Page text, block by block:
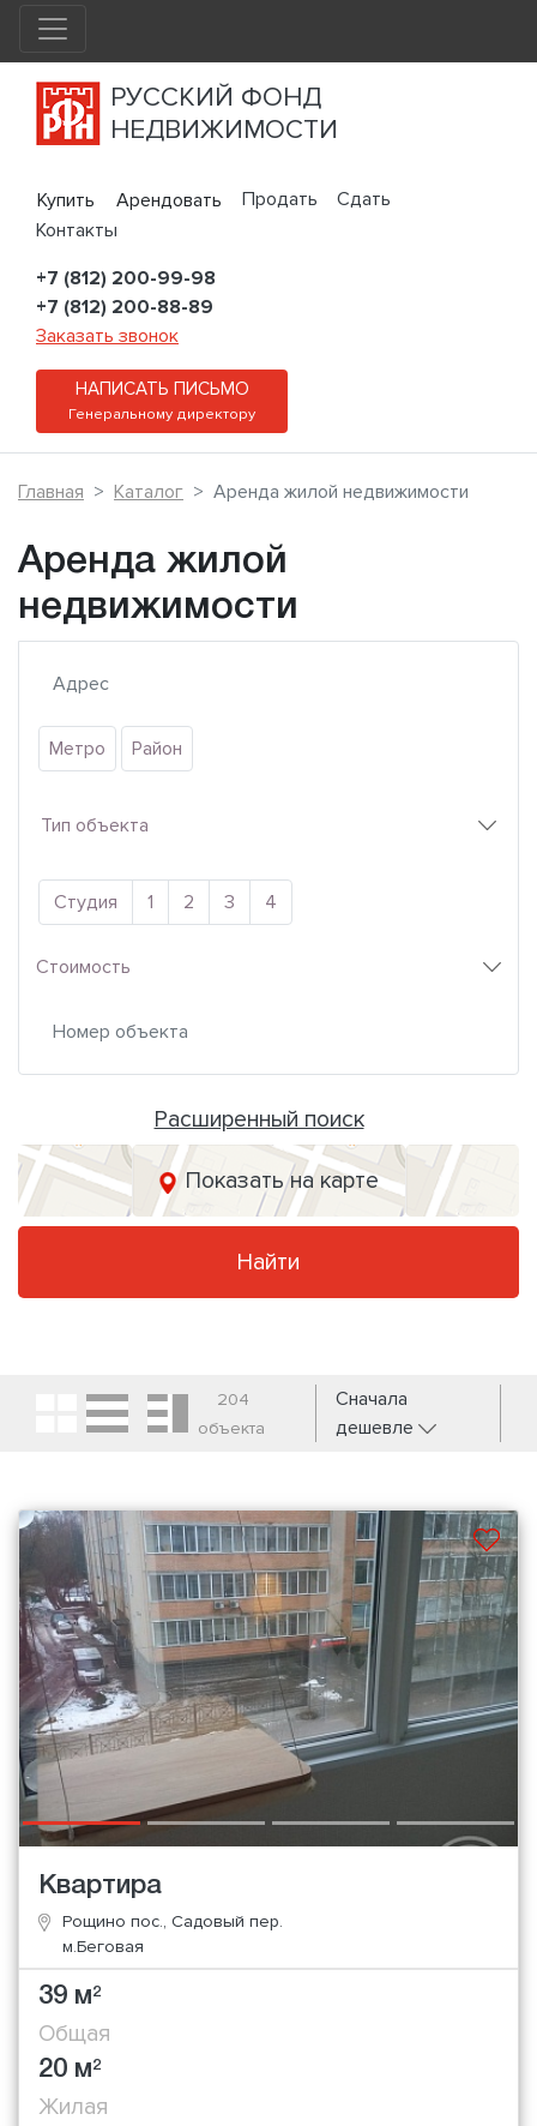
РУССКИЙ ФОНД
НЕДВИЖИМОСТИ
Купить Арендовать Продать
Сдать
Контакты
+7 (812) 200-99-98
+7 (812) 200-88-89
Заказать звонок
НАПИСАТЬ ПИСЬМО
Генеральному директору
Главная Каталог Аренда жилой недвижимости
Аренда жилой
недвижимости
Метро Район
Тип объекта
Студия 1 2 3 4
Стоимость
Расширенный поиск
Показать на карте
Найти
204
объекта
Сначала
дешевле
Квартира
Рощино пос., Садовый пер.
м.Беговая
39 м2
Общая
20 м2
Жилая